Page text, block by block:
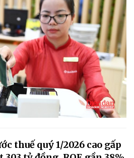
thuế quý 1/2026 cao gấp